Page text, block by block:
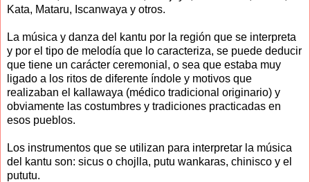
Kata, Mataru, Iscanwaya y otros.
La música y danza del kantu por la región que se interpreta
y por el tipo de melodía que lo caracteriza, se puede deducir
que tiene un carácter ceremonial, o sea que estaba muy
ligado a los ritos de diferente índole y motivos que
realizaban el kallawaya (médico tradicional originario) y
obviamente las costumbres y tradiciones practicadas en
esos pueblos.
Los instrumentos que se utilizan para interpretar la música
del kantu son: sicus o chojlla, putu wankaras, chinisco y el
pututu.